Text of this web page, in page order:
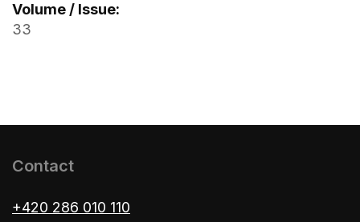
Volume / Issue:
33
Contact
+420 286 010 110